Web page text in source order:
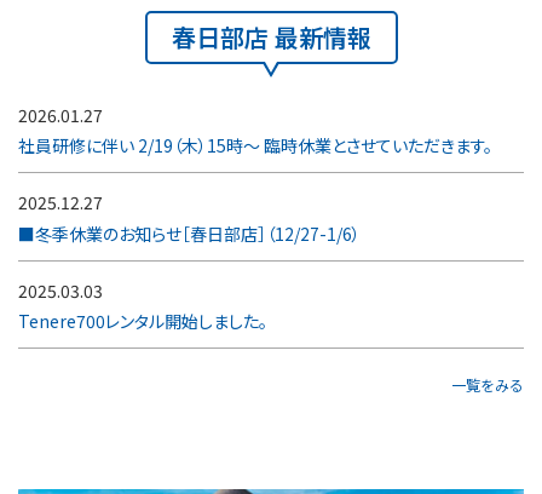
春日部店 最新情報
2026.01.27
社員研修に伴い 2/19（木）15時～ 臨時休業とさせていただきます。
2025.12.27
■冬季休業のお知らせ［春日部店］（12/27-1/6）
2025.03.03
Tenere700レンタル開始しました。
一覧をみる